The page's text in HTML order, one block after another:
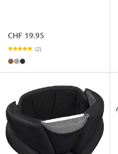
CHF 19.95
(2)